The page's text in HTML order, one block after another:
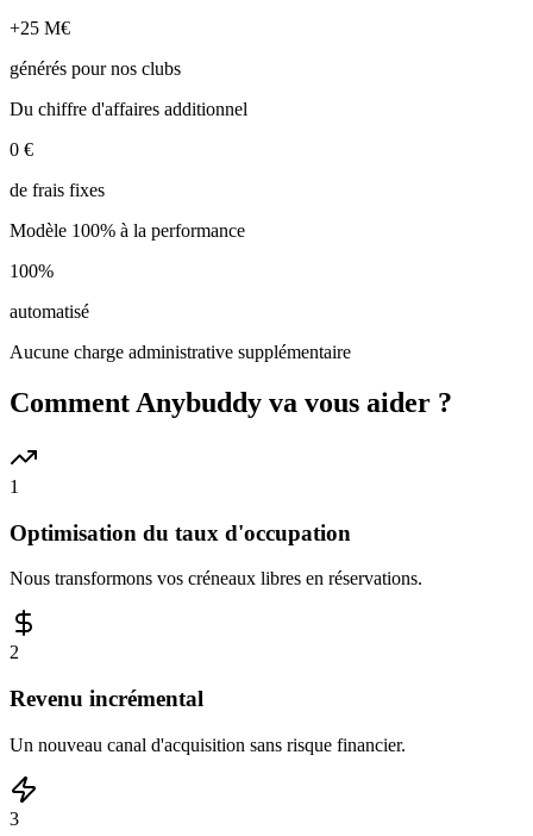
+25 M€
générés pour nos clubs
Du chiffre d'affaires additionnel
0 €
de frais fixes
Modèle 100% à la performance
100%
automatisé
Aucune charge administrative supplémentaire
Comment Anybuddy va vous aider ?
1
Optimisation du taux d'occupation
Nous transformons vos créneaux libres en réservations.
2
Revenu incrémental
Un nouveau canal d'acquisition sans risque financier.
3